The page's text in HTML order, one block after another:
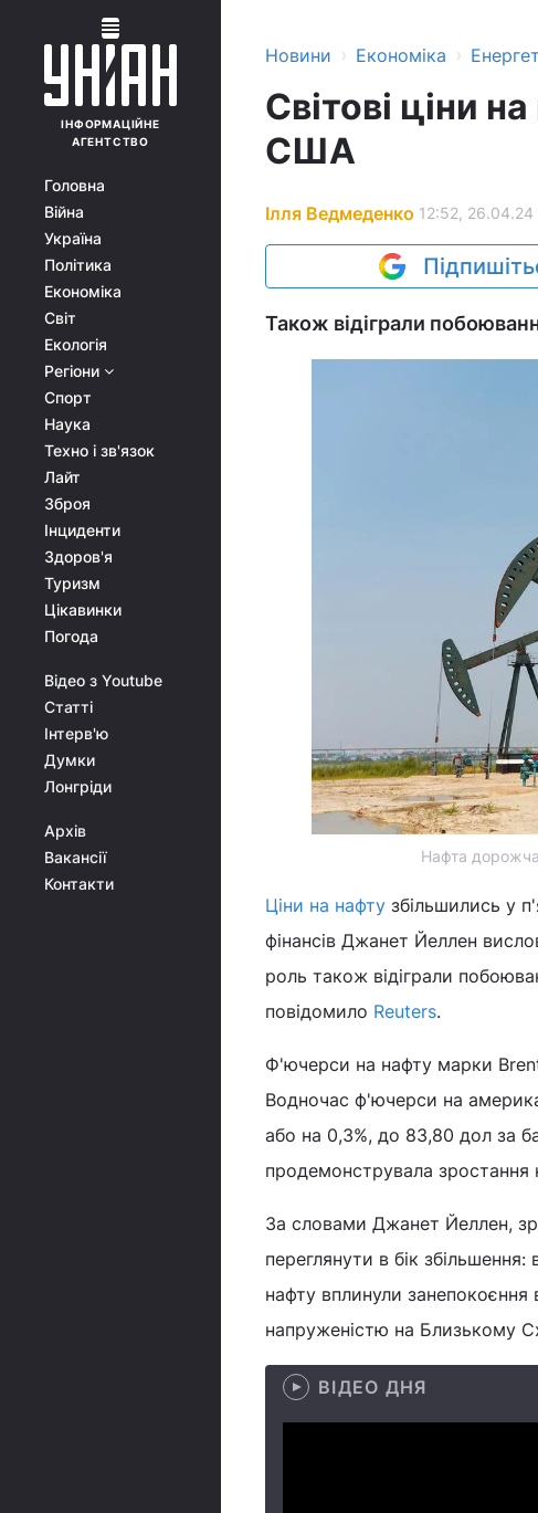
ІНФОРМАЦІЙНЕ
АГЕНТСТВО
Головна
Війна
Україна
Політика
Економіка
Світ
Екологія
Регіони
Спорт
Наука
Техно і зв'язок
Лайт
Зброя
Інциденти
Здоров'я
Туризм
Цікавинки
Погода
Відео з Youtube
Статті
Інтерв'ю
Думки
Лонгріди
Архів
Вакансії
Контакти
Новини › Економіка ›
Світові ціни
США
Ілля Ведмеденко 12:52, 26.04.24
Також відіграли
Нафта
Ціни на нафту збільшились у
фінансів Джанет Йеллен
роль також відіграли
повідомило Reuters.
Ф'ючерси на нафту марки
Водночас ф'ючерси на
або на 0,3%, до 83,80 дол за
продемонструвала зростання
За словами Джанет Йеллен,
переглянути в бік
нафту вплинули
напруженістю на Близькому
ВІДЕО ДНЯ